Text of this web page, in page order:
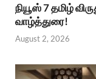
நியூஸ் 7 தமிழ்
வாழ்த்துரை!
August 2, 2026